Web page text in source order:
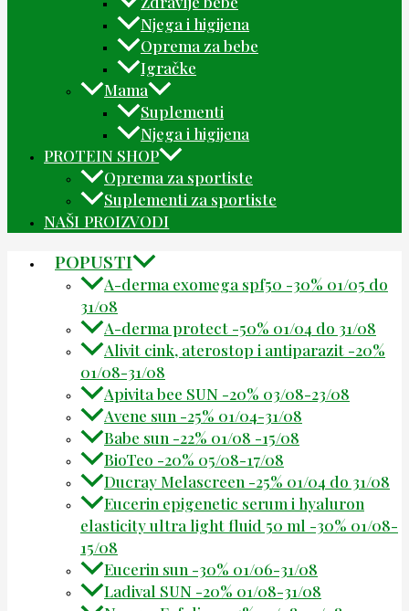
Njega i higijena
Oprema za bebe
Igračke
Mama
Suplementi
Njega i higijena
PROTEIN SHOP
Oprema za sportiste
Suplementi za sportiste
NAŠI PROIZVODI
POPUSTI
A-derma exomega spf50 -30% 01/05 do
31/08
A-derma protect -50% 01/04 do 31/08
Alivit cink, aterostop i antiparazit -20%
01/08-31/08
Apivita bee SUN -20% 03/08-23/08
Avene sun -25% 01/04-31/08
Babe sun -22% 01/08 -15/08
BioTeo -20% 05/08-17/08
Ducray Melascreen -25% 01/04 do 31/08
Eucerin epigenetic serum i hyaluron
elasticity ultra light fluid 50 ml -30% 01/08-
15/08
Eucerin sun -30% 01/06-31/08
Ladival SUN -20% 01/08-31/08